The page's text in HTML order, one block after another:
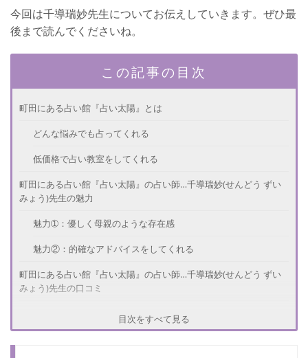
今回は千導瑞妙先生についてお伝えしていきます。ぜひ最
後まで読んでくださいね。
この記事の目次
町田にある占い館『占い太陽』とは
どんな悩みでも占ってくれる
低価格で占い教室をしてくれる
町田にある占い館『占い太陽』の占い師…千導瑞妙(せんどう ずい
みょう)先生の魅力
魅力➀：優しく母親のような存在感
魅力②：的確なアドバイスをしてくれる
町田にある占い館『占い太陽』の占い師…千導瑞妙(せんどう ずい
みょう)先生の口コミ
町田にある占い館『占い太陽』の情報
目次をすべて見る